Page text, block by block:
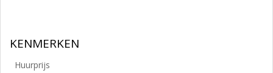
KENMERKEN
Huurprijs